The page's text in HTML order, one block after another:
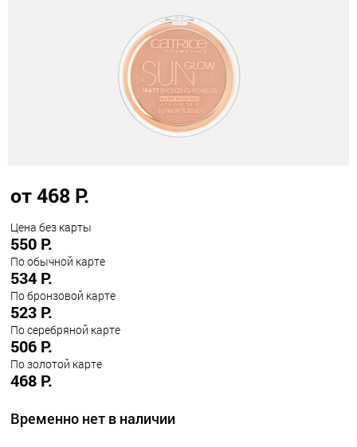
от 468 Р.
Цена без карты
550 Р.
По обычной карте
534 Р.
По бронзовой карте
523 Р.
По серебряной карте
506 Р.
По золотой карте
468 Р.
Временно нет в наличии